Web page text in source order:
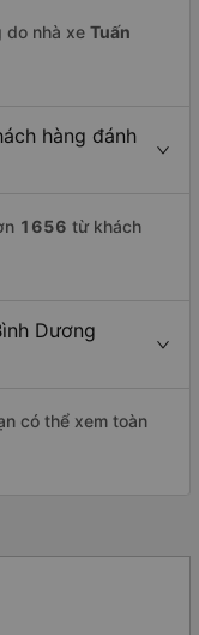
do nhà xe Tuấn
hàng đánh
1656 từ khách
Dương
có thể xem toàn